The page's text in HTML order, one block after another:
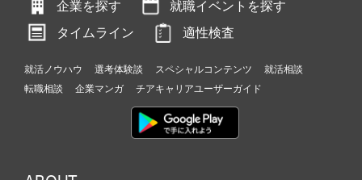
企業を探す
就職イベントを探す
タイムライン
適性検査
就活ノウハウ 選考体験談 スペシャルコンテンツ
就活相談
転職相談
企業マンガ チアキャリアユーザーガイド